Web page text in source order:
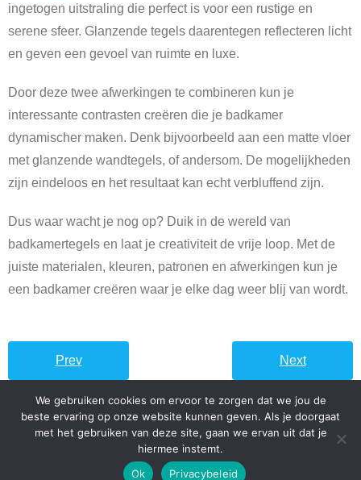
ingetogen uitstraling die perfect is voor een rustige en
serene sfeer. Glanzende tegels daarentegen reflecteren licht
en geven een gevoel van ruimte en luxe.
Door deze twee afwerkingen te combineren kun je
interessante contrasten creëren die je badkamer
dynamischer maken. Denk bijvoorbeeld aan een matte vloer
met glanzende wandtegels, of andersom. De mogelijkheden
zijn eindeloos en het resultaat kan echt verbluffend zijn.
Dus waar wacht je nog op? Duik in de wereld van
badkamertegels en laat je creativiteit de vrije loop. Met de
juiste materialen, kleuren, patronen en afwerkingen kun je
een badkamer creëren waar je elke dag weer blij van wordt.
Prev Next
Shuttle Themes. Powered by
We gebruiken cookies om ervoor te zorgen dat we jou de
beste ervaring op onze website kunnen geven. Als je doorgaat
met het gebruiken van deze site, gaan we ervan uit dat je
hiermee instemt.
Ok
Privacybeleid